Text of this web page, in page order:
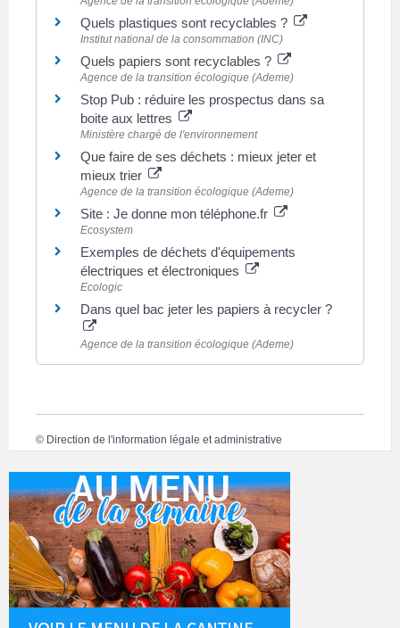
Quels plastiques sont recyclables ?
Institut national de la consommation (INC)
Quels papiers sont recyclables ?
Agence de la transition écologique (Ademe)
Stop Pub : réduire les prospectus dans sa
boite aux lettres
Ministère chargé de l'environnement
Que faire de ses déchets : mieux jeter et
mieux trier
Agence de la transition écologique (Ademe)
Site : Je donne mon téléphone.fr
Ecosystem
Exemples de déchets d'équipements
électriques et électroniques
Ecologic
Dans quel bac jeter les papiers à recycler ?
Agence de la transition écologique (Ademe)
© Direction de l'information légale et administrative